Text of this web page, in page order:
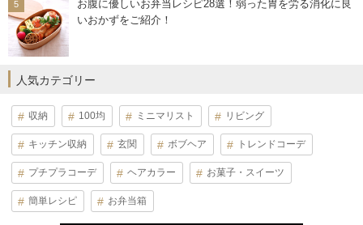
お腹に優しいお弁当レシピ28選！弱った胃を労る消化に良
いおかずをご紹介！
人気カテゴリー
収納 100均 ミニマリスト リビング
キッチン収納 玄関 ボブヘア トレンドコーデ
プチプラコーデ ヘアカラー お菓子・スイーツ
簡単レシピ お弁当箱